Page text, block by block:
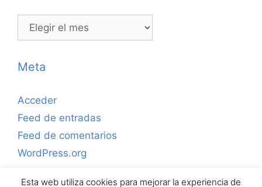
Archivos
Meta
Acceder
Feed de entradas
Feed de comentarios
WordPress.org
Esta web utiliza cookies para mejorar la experiencia de